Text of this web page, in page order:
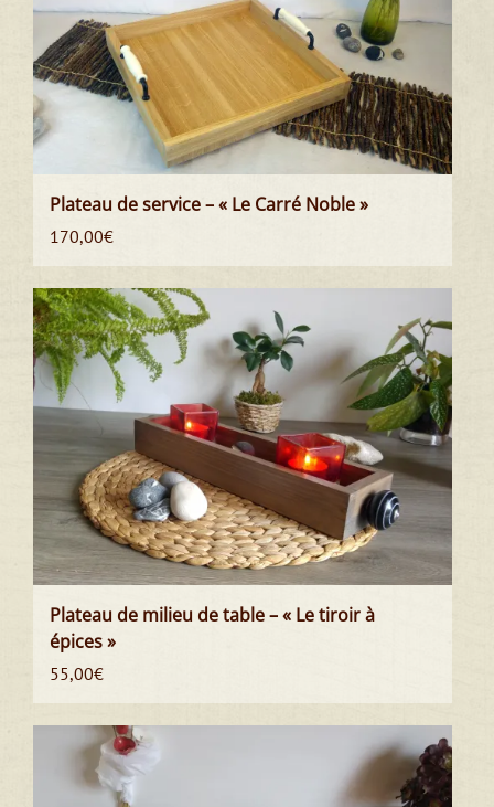
Plateau de service – « Le Carré Noble »
170,00€
Plateau de milieu de table – « Le tiroir à
épices »
55,00€